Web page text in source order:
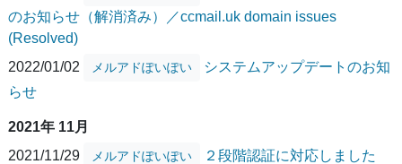
のお知らせ（解消済み）／ccmail.uk domain issues
(Resolved)
2022/01/02
メルアドぽいぽい
システムアップデートのお知
らせ
2021年 11月
2021/11/29
メルアドぽいぽい ２段階認証に対応しました